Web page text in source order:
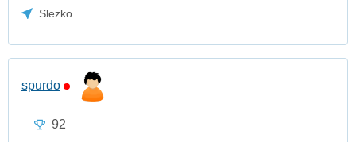
Slezko
spurdo
92